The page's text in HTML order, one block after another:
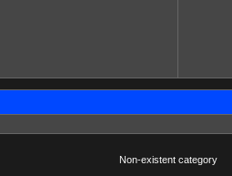
Non-existent category